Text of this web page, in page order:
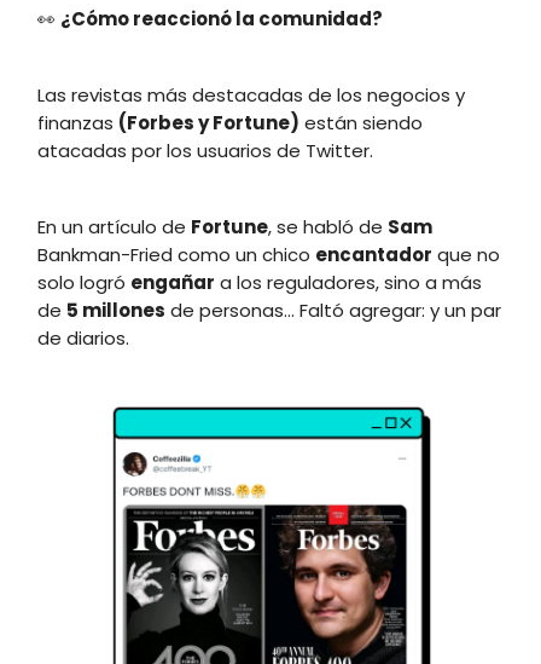
👀 ¿Cómo reaccionó la comunidad?
Las revistas más destacadas de los negocios y
finanzas (Forbes y Fortune) están siendo
atacadas por los usuarios de Twitter.
En un artículo de Fortune, se habló de Sam
Bankman-Fried como un chico encantador que no
solo logró engañar a los reguladores, sino a más
de 5 millones de personas… Faltó agregar: y un par
de diarios.